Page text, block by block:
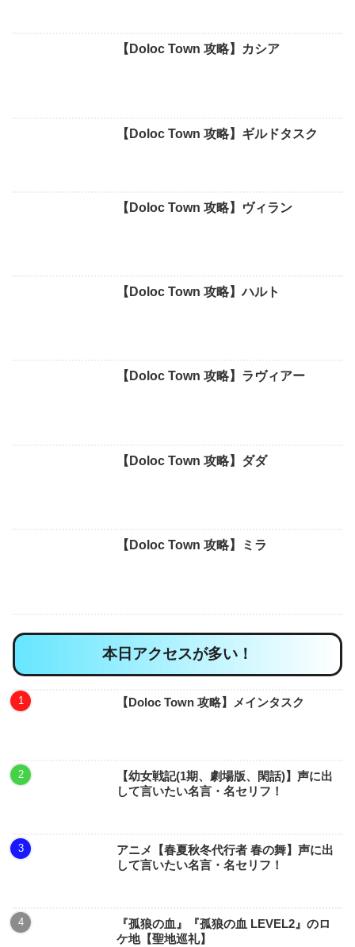
【Doloc Town 攻略】カシア
【Doloc Town 攻略】ギルドタスク
【Doloc Town 攻略】ヴィラン
【Doloc Town 攻略】ハルト
【Doloc Town 攻略】ラヴィアー
【Doloc Town 攻略】ダダ
【Doloc Town 攻略】ミラ
本日アクセスが多い！
【Doloc Town 攻略】メインタスク
【幼女戦記(1期、劇場版、閑話)】声に出
して言いたい名言・名セリフ！
アニメ【春夏秋冬代行者 春の舞】声に出
して言いたい名言・名セリフ！
『孤狼の血』『孤狼の血 LEVEL2』のロ
ケ地【聖地巡礼】